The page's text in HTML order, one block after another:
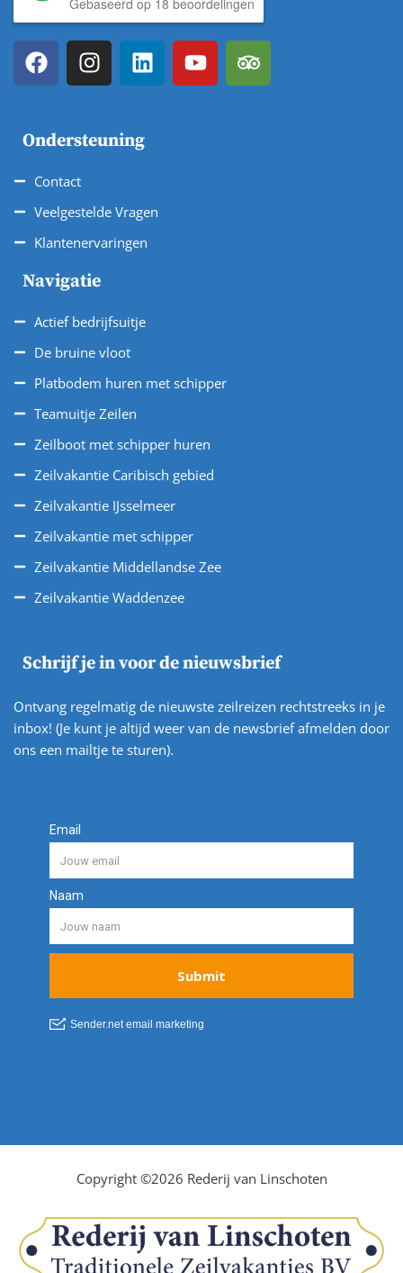
Gebaseerd op 18 beoordelingen
Ondersteuning
Contact
Veelgestelde Vragen
Klantenervaringen
Navigatie
Actief bedrijfsuitje
De bruine vloot
Platbodem huren met schipper
Teamuitje Zeilen
Zeilboot met schipper huren
Zeilvakantie Caribisch gebied
Zeilvakantie IJsselmeer
Zeilvakantie met schipper
Zeilvakantie Middellandse Zee
Zeilvakantie Waddenzee
Schrijf je in voor de nieuwsbrief
Ontvang regelmatig de nieuwste zeilreizen rechtstreeks in je
inbox! (Je kunt je altijd weer van de newsbrief afmelden door
ons een mailtje te sturen).
Copyright ©2026 Rederij van Linschoten